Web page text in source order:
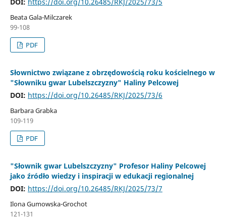
Beata Gala-Milczarek
99-108
PDF
Słownictwo związane z obrzędowością roku kościelnego w
"Słowniku gwar Lubelszczyzny" Haliny Pelcowej
DOI: https://doi.org/10.26485/RKJ/2025/73/6
Barbara Grabka
109-119
PDF
"Słownik gwar Lubelszczyzny" Profesor Haliny Pelcowej
jako źródło wiedzy i inspiracji w edukacji regionalnej
DOI: https://doi.org/10.26485/RKJ/2025/73/7
Ilona Gumowska-Grochot
121-131